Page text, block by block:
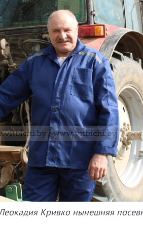
Кривко нынешняя